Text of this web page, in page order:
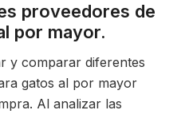
proveedores de
por mayor.
y comparar diferentes
gatos al por mayor
Al analizar las